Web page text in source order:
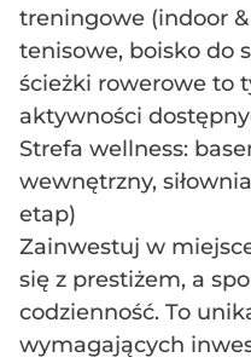
treningowe (indoor
tenisowe, boisko do
ścieżki rowerowe to
aktywności
Strefa wellness:
wewnętrzny,
etap)
Zainwestuj w
się z prestiżem, a
codzienność. To
wymagających